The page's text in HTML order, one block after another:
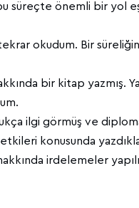
süreçte önemli bir yol
okudum. Bir
bir kitap yazmış.
ilgi görmüş ve
konusunda
irdelemeler